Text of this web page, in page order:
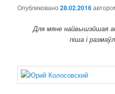
Опубликовано28.02.2016
Для мяне найвышэйшая
піша і